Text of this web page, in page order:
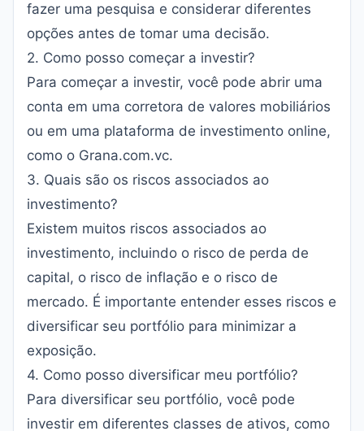
fazer uma pesquisa e considerar diferentes
opções antes de tomar uma decisão.
2. Como posso começar a investir?
Para começar a investir, você pode abrir uma
conta em uma corretora de valores mobiliários
ou em uma plataforma de investimento online,
como o Grana.com.vc.
3. Quais são os riscos associados ao
investimento?
Existem muitos riscos associados ao
investimento, incluindo o risco de perda de
capital, o risco de inflação e o risco de
mercado. É importante entender esses riscos e
diversificar seu portfólio para minimizar a
exposição.
4. Como posso diversificar meu portfólio?
Para diversificar seu portfólio, você pode
investir em diferentes classes de ativos, como